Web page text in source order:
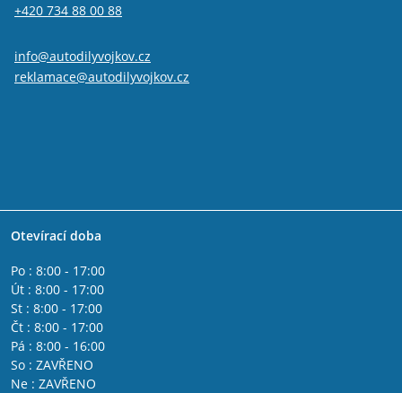
+420 734 88 00 88
info@autodilyvojkov.cz
reklamace@autodilyvojkov.cz
Otevírací doba
Po : 8:00 - 17:00
Út : 8:00 - 17:00
St : 8:00 - 17:00
Čt : 8:00 - 17:00
Pá : 8:00 - 16:00
So : ZAVŘENO
Ne : ZAVŘENO